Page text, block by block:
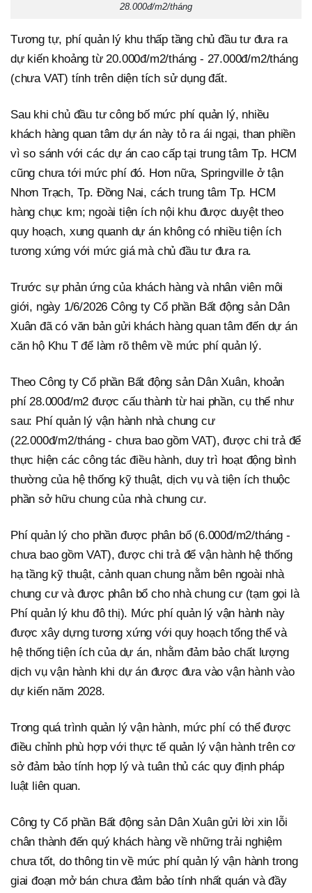
28.000đ/m2/tháng
Tương tự, phí quản lý khu thấp tầng chủ đầu tư đưa ra
dự kiến khoảng từ 20.000đ/m2/tháng - 27.000đ/m2/tháng
(chưa VAT) tính trên diện tích sử dụng đất.
Sau khi chủ đầu tư công bố mức phí quản lý, nhiều
khách hàng quan tâm dự án này tỏ ra ái ngại, than phiền
vì so sánh với các dự án cao cấp tại trung tâm Tp. HCM
cũng chưa tới mức phí đó. Hơn nữa, Springville ở tận
Nhơn Trạch, Tp. Đồng Nai, cách trung tâm Tp. HCM
hàng chục km; ngoài tiện ích nội khu được duyệt theo
quy hoạch, xung quanh dự án không có nhiều tiện ích
tương xứng với mức giá mà chủ đầu tư đưa ra.
Trước sự phản ứng của khách hàng và nhân viên môi
giới, ngày 1/6/2026 Công ty Cổ phần Bất động sản Dân
Xuân đã có văn bản gửi khách hàng quan tâm đến dự án
căn hộ Khu T để làm rõ thêm về mức phí quản lý.
Theo Công ty Cổ phần Bất động sản Dân Xuân, khoản
phí 28.000đ/m2 được cấu thành từ hai phần, cụ thể như
sau: Phí quản lý vận hành nhà chung cư
(22.000đ/m2/tháng - chưa bao gồm VAT), được chi trả để
thực hiện các công tác điều hành, duy trì hoạt động bình
thường của hệ thống kỹ thuật, dịch vụ và tiện ích thuộc
phần sở hữu chung của nhà chung cư.
Phí quản lý cho phần được phân bổ (6.000đ/m2/tháng -
chưa bao gồm VAT), được chi trả để vận hành hệ thống
hạ tầng kỹ thuật, cảnh quan chung nằm bên ngoài nhà
chung cư và được phân bổ cho nhà chung cư (tạm gọi là
Phí quản lý khu đô thị). Mức phí quản lý vận hành này
được xây dựng tương xứng với quy hoạch tổng thể và
hệ thống tiện ích của dự án, nhằm đảm bảo chất lượng
dịch vụ vận hành khi dự án được đưa vào vận hành vào
dự kiến năm 2028.
Trong quá trình quản lý vận hành, mức phí có thể được
điều chỉnh phù hợp với thực tế quản lý vận hành trên cơ
sở đảm bảo tính hợp lý và tuân thủ các quy định pháp
luật liên quan.
Công ty Cổ phần Bất động sản Dân Xuân gửi lời xin lỗi
chân thành đến quý khách hàng về những trải nghiệm
chưa tốt, do thông tin về mức phí quản lý vận hành trong
giai đoạn mở bán chưa đảm bảo tính nhất quán và đầy